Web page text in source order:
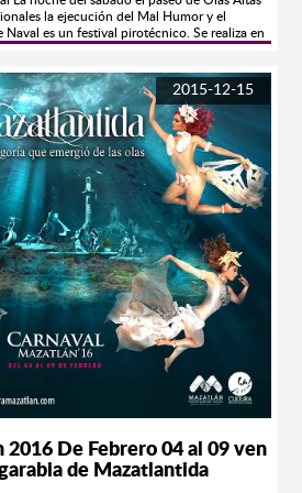
la ejecución del Mal Humor y el
Naval es un festival pirotécnico. Se realiza en
cielo, contra la avenida en fiesta. Desde las
es respondida con más fuegos artificiales
impresionante espectáculo visual tiene
locales. Se supone alude a la hazaña
la afortunada defensa del puerto ocurrida en
francesa, cuando una
de la ciudad a punta de cañonazos.
Naval se ha enriquecido, ocasionalmente, con
para el manejo de luces y rayos láser, así
provocando una mayor carga emocional en
Es un monigote de grandes dimensiones;
a quien se le atribuye el origen de los
en el transcurso del año. Cargado de
es incinerada. El Mal Humor simboliza el
y penas cotidianas con el fin de que
el pleno goce de la "pachanga". Víctimas del
personificando al Mal Humor han aparecido
caciques locales, el tristemente célebre
la carestía, comerciantes ruines, agiotistas,
de béisbol local, cuando tiene muy malas
2015-12-15
2016 De Febrero 04 al 09 ven
de Mazatlantida